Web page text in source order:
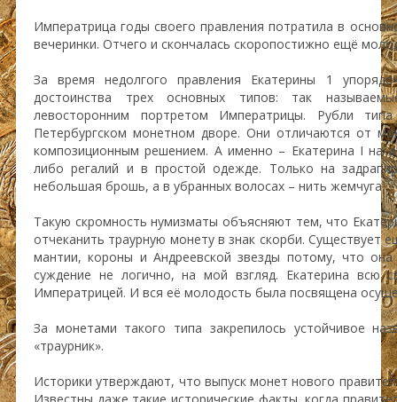
Императрица годы своего правления потратила в
вечеринки. Отчего и скончалась скоропостижно ещё
За время недолгого правления Екатерины 1
достоинства трех основных типов: так
левосторонним портретом Императрицы. Рубли
Петербургском монетном дворе. Они отличаются от
композиционным решением. А именно – Екатерина I на
либо регалий и в простой одежде. Только на
небольшая брошь, а в убранных волосах – нить жемчуга.
Такую скромность нумизматы объясняют тем, что
отчеканить траурную монету в знак скорби. Существует
мантии, короны и Андреевской звезды потому, что
суждение не логично, на мой взгляд. Екатерина
Императрицей. И вся её молодость была посвящена
За монетами такого типа закрепилось устойчивое
«траурник».
Историки утверждают, что выпуск монет нового